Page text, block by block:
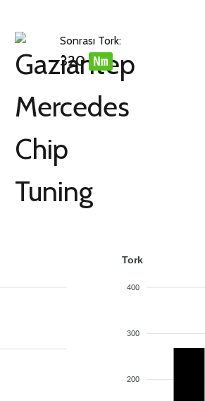
Sonrası Tork:
320 Nm
Tork
400
300
200